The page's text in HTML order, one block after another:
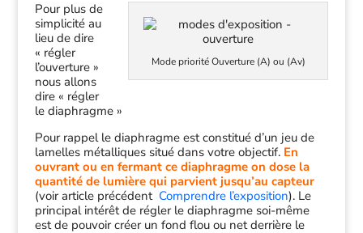
Mode priorité Ouverture (A) ou (Av)
Pour plus de
simplicité au
lieu de dire
« régler
l’ouverture »
nous allons
dire « régler
le diaphragme »
Pour rappel le diaphragme est constitué d’un jeu de
lamelles métalliques situé dans votre objectif. En
ouvrant ou en fermant ce diaphragme on dose la
quantité de lumière qui parvient jusqu’au capteur
(voir article précédent Comprendre l’exposition). Le
principal intérêt de régler le diaphragme soi-même
est de pouvoir créer un fond flou ou net derrière le